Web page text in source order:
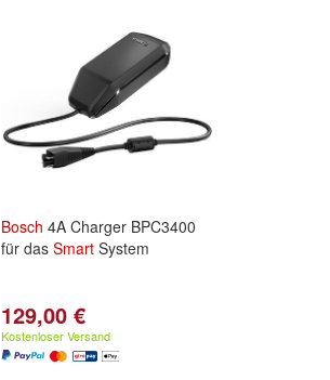
Bosch 4A Charger BPC3400
für das Smart System
129,00 €
Kostenloser Versand